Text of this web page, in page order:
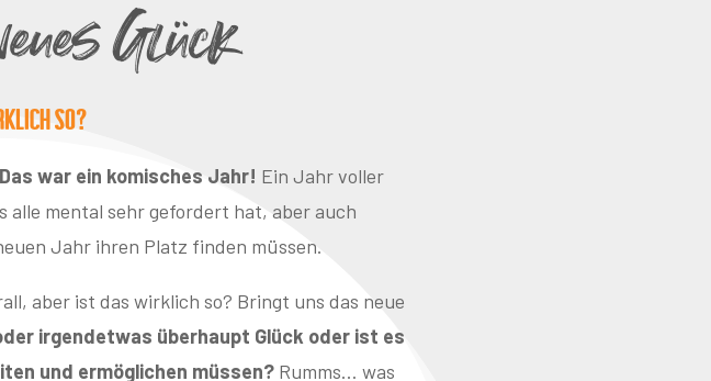
Glück
so?
Das war ein komisches Jahr! Ein Jahr voller
alle mental sehr gefordert hat, aber auch
Jahr ihren Platz finden müssen.
aber ist das wirklich so? Bringt uns das neue
irgendetwas überhaupt Glück oder ist es
und ermöglichen müssen? Rumms… was